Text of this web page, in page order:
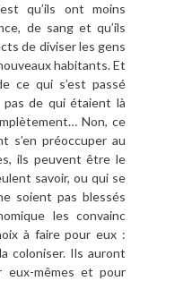
qu’ils ont moins
de sang et qu’ils
de diviser les gens
habitants. Et
ce qui s’est passé
de qui étaient là
Non, ce
s’en préoccuper au
ils peuvent être le
savoir, ou qui se
soient pas blessés
les convainc
à faire pour eux :
coloniser. Ils auront
eux-mêmes et pour